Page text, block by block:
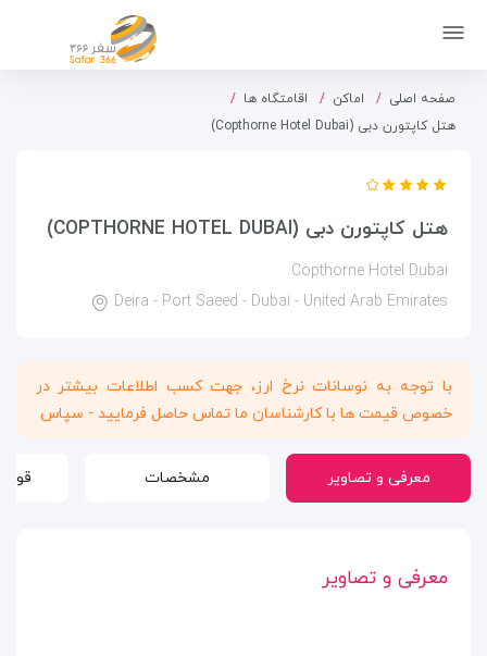
صفحه اصلی اماکن
اقامتگاه ها
هتل کاپتورن دبی (Copthorne Hotel Dubai)
هتل کاپتورن دبی (COPTHORNE HOTEL DUBAI)
Copthorne Hotel Dubai
Deira - Port Saeed - Dubai - United Arab Emirates
با توجه به نوسانات نرخ ارز، جهت کسب اطلاعات بیشتر در
خصوص قیمت ها با کارشناسان ما تماس حاصل فرمایید - سپاس
معرفی و تصاویر مشخصات
معرفی و تصاویر